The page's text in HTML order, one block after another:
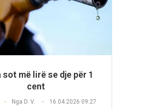
sot më lirë se dje për 1
cent
Nga D. V. 16.04.2026 09:27